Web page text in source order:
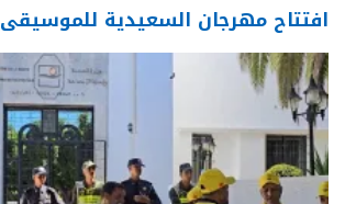
افتتاح مهرجان السعيدية للموسيقى